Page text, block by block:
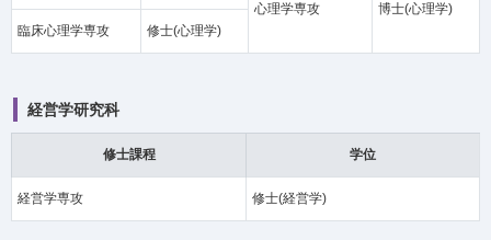
心理学専攻
博士(心理学)
臨床心理学専攻
修士(心理学)
経営学研究科
修士課程 学位
経営学専攻 修士(経営学)